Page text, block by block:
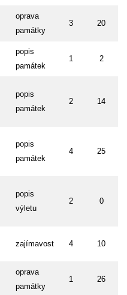
oprava
památky
3 20
popis
památek
1 2
popis
památek
2 14
popis
památek
4 25
popis
výletu
2 0
zajímavost 4 10
oprava
památky
1 26